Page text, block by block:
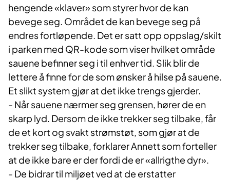
hengende «klaver» som styrer hvor de kan
bevege seg. Området de kan bevege seg på
endres fortløpende. Det er satt opp oppslag/skilt
i parken med QR-kode som viser hvilket område
sauene befinner seg i til enhver tid. Slik blir de
lettere å finne for de som ønsker å hilse på sauene.
Et slikt system gjør at det ikke trengs gjerder.
- Når sauene nærmer seg grensen, hører de en
skarp lyd. Dersom de ikke trekker seg tilbake, får
de et kort og svakt strømstøt, som gjør at de
trekker seg tilbake, forklarer Annett som forteller
at de ikke bare er der fordi de er «allrigthe dyr».
- De bidrar til miljøet ved at de erstatter